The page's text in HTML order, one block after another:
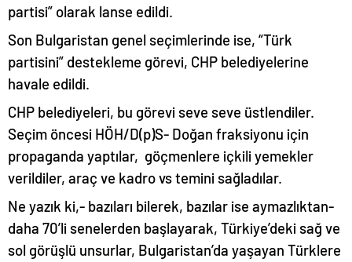
partisi” olarak lanse edildi.
Son Bulgaristan genel seçimlerinde ise, “Türk
partisini” destekleme görevi, CHP belediyelerine
havale edildi.
CHP belediyeleri, bu görevi seve seve üstlendiler.
Seçim öncesi HÖH/D(p)S- Doğan fraksiyonu için
propaganda yaptılar, göçmenlere içkili yemekler
verildiler, araç ve kadro vs temini sağladılar.
Ne yazık ki,- bazıları bilerek, bazılar ise aymazlıktan-
daha 70’li senelerden başlayarak, Türkiye’deki sağ ve
sol görüşlü unsurlar, Bulgaristan’da yaşayan Türklere